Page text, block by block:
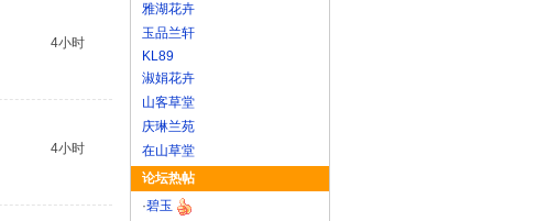
雅湖花卉
玉品兰轩
KL89
淑娟花卉
山客草堂
庆琳兰苑
在山草堂
论坛热帖
·碧玉
4小时
4小时